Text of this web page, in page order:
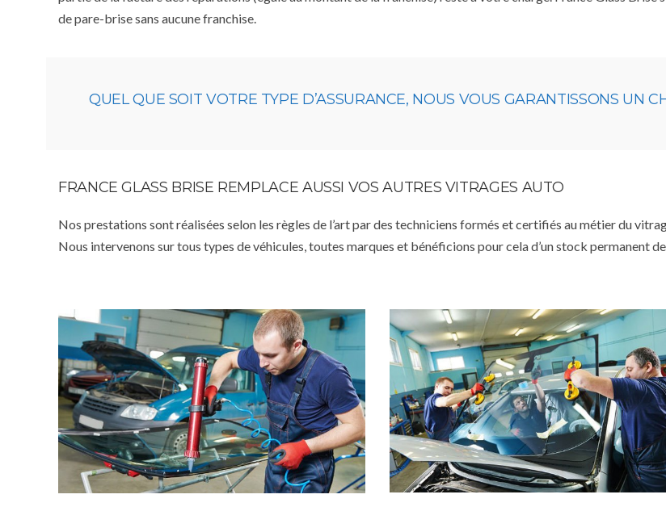
de pare-brise sans aucune franchise.
QUEL QUE SOIT VOTRE TYPE D’ASSURANCE, NOUS VOUS GARANTISSONS UN
FRANCE GLASS BRISE REMPLACE AUSSI VOS AUTRES VITRAGES AUTO
Nos prestations sont réalisées selon les règles de l’art par des techniciens formés et certifiés au métier du
Nous intervenons sur tous types de véhicules, toutes marques et bénéficions pour cela d’un stock permanent